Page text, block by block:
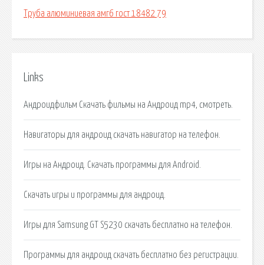
Труба алюминиевая амг6 гост 18482 79
Links
Андроидфильм Скачать фильмы на Андроид mp4, смотреть.
Навигаторы для андроид скачать навигатор на телефон.
Игры на Андроид. Скачать программы для Android.
Скачать игры и программы для андроид.
Игры для Samsung GT S5230 скачать бесплатно на телефон.
Программы для андроид скачать бесплатно без регистрации.